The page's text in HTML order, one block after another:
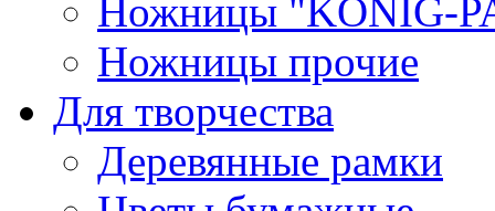
Ножницы "KONIG-
Ножницы прочие
Для творчества
Деревянные рамки